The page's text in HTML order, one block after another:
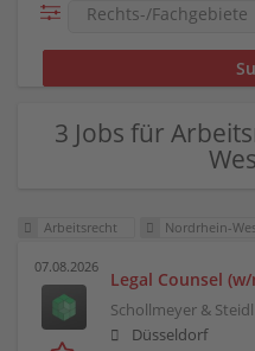
Rechts-/Fachgebiete
3 Jobs für
Arbeitsrecht Nordrhein-
07.08.2026
Legal Counsel
Schollmeyer &
Düsseldorf